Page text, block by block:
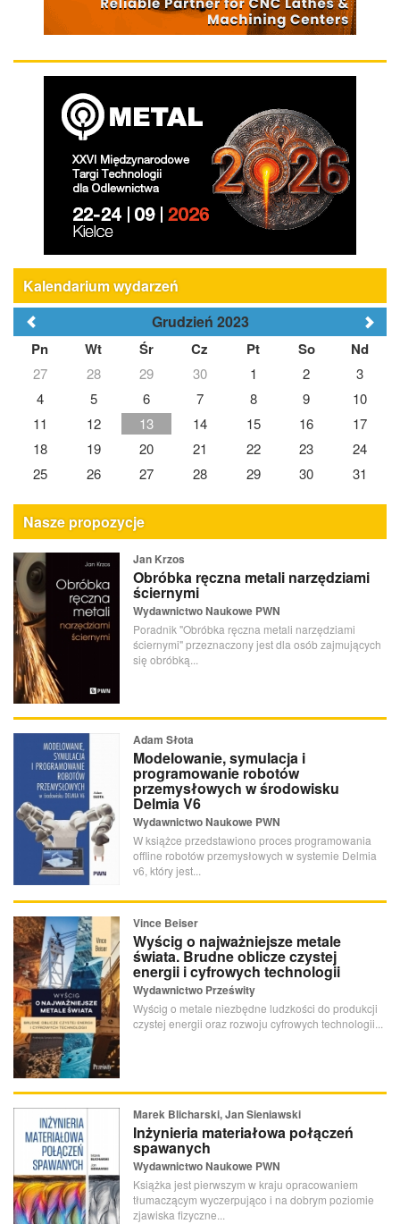
Kalendarium wydarzeń
Grudzień 2023
Pn Wt Śr Cz Pt So Nd
27 28 29 30 1 2
3
4
5 6 7 8 9
10
11
12 13 14 15 16
17
18
19 20 21 22 23
24
25
26 27 28 29 30 31
Nasze propozycje
Jan Krzos
Obróbka ręczna metali narzędziami
ściernymi
Wydawnictwo Naukowe PWN
Poradnik "Obróbka ręczna metali narzędziami
ściernymi" przeznaczony jest dla osób zajmujących
się obróbką...
Adam Słota
Modelowanie, symulacja i
programowanie robotów
przemysłowych w środowisku
Delmia V6
Wydawnictwo Naukowe PWN
W książce przedstawiono proces programowania
offline robotów przemysłowych w systemie Delmia
v6, który jest...
Vince Beiser
Wyścig o najważniejsze metale
świata. Brudne oblicze czystej
energii i cyfrowych technologii
Wydawnictwo Prześwity
Wyścig o metale niezbędne ludzkości do produkcji
czystej energii oraz rozwoju cyfrowych technologii...
Marek Blicharski, Jan Sieniawski
Inżynieria materiałowa połączeń
spawanych
Wydawnictwo Naukowe PWN
Książka jest pierwszym w kraju opracowaniem
tłumaczącym wyczerpująco i na dobrym poziomie
zjawiska fizyczne...